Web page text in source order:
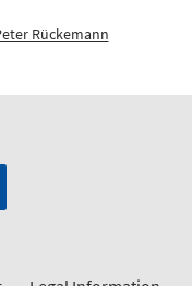
Rückemann